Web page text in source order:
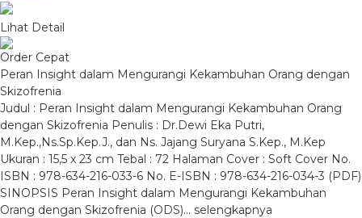
Lihat Detail
Order Cepat
Peran Insight dalam Mengurangi Kekambuhan Orang dengan
Skizofrenia
Judul : Peran Insight dalam Mengurangi Kekambuhan Orang
dengan Skizofrenia Penulis : Dr.Dewi Eka Putri,
M.Kep.,Ns.Sp.Kep.J., dan Ns. Jajang Suryana S.Kep., M.Kep
Ukuran : 15,5 x 23 cm Tebal : 72 Halaman Cover : Soft Cover No.
ISBN : 978-634-216-033-6 No. E-ISBN : 978-634-216-034-3 (PDF)
SINOPSIS Peran Insight dalam Mengurangi Kekambuhan
Orang dengan Skizofrenia (ODS)… selengkapnya